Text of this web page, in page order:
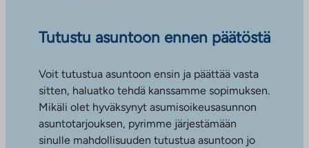
Tutustu asuntoon ennen päätöstä
Voit tutustua asuntoon ensin ja päättää vasta
sitten, haluatko tehdä kanssamme sopimuksen.
Mikäli olet hyväksynyt asumisoikeusasunnon
asuntotarjouksen, pyrimme järjestämään
sinulle mahdollisuuden tutustua asuntoon jo